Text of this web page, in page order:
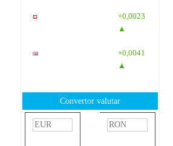
+0,0023
▲
+0,0041
▲
Convertor valutar